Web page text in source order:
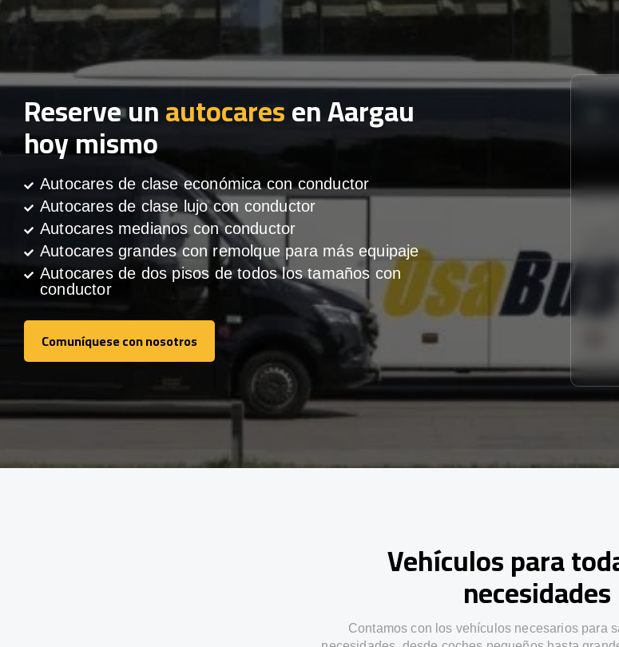
Reserve unautocaresen Aargau
hoy mismo
Autocares de clase económica con conductor
Autocares de clase lujo con conductor
Autocares medianos con conductor
Autocares grandes con remolque para más equipaje
Autocares de dos pisos de todos los tamaños con
conductor
Comuníquese con nosotros
Comuníquese con nosotros
Vehículos para
necesidades
Contamos con los vehículos necesarios para